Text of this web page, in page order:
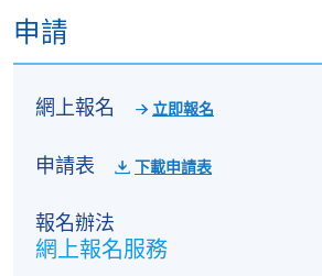
申請
網上報名 立即報名
申請表 下載申請表
報名辦法
網上報名服務